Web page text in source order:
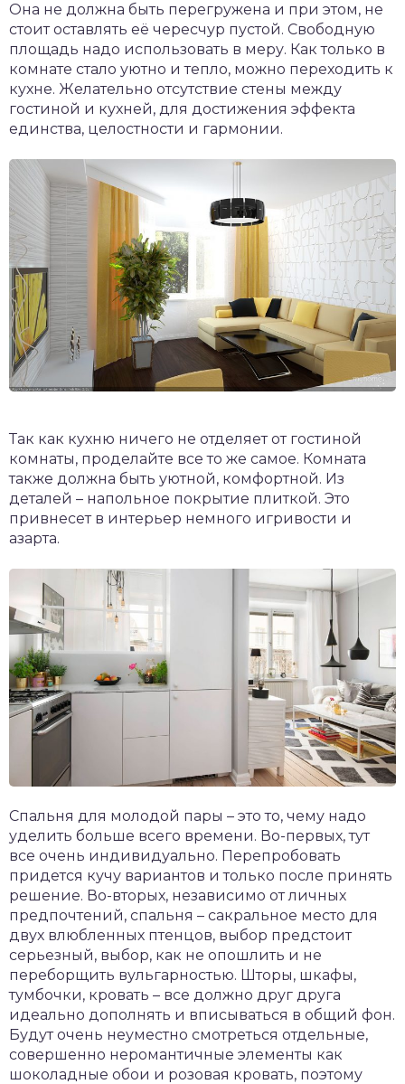
Она не должна быть перегружена и при этом, не
стоит оставлять её чересчур пустой. Свободную
площадь надо использовать в меру. Как только в
комнате стало уютно и тепло, можно переходить к
кухне. Желательно отсутствие стены между
гостиной и кухней, для достижения эффекта
единства, целостности и гармонии.
Так как кухню ничего не отделяет от гостиной
комнаты, проделайте все то же самое. Комната
также должна быть уютной, комфортной. Из
деталей – напольное покрытие плиткой. Это
привнесет в интерьер немного игривости и
азарта.
Спальня для молодой пары – это то, чему надо
уделить больше всего времени. Во-первых, тут
все очень индивидуально. Перепробовать
придется кучу вариантов и только после принять
решение. Во-вторых, независимо от личных
предпочтений, спальня – сакральное место для
двух влюбленных птенцов, выбор предстоит
серьезный, выбор, как не опошлить и не
переборщить вульгарностью. Шторы, шкафы,
тумбочки, кровать – все должно друг друга
идеально дополнять и вписываться в общий фон.
Будут очень неуместно смотреться отдельные,
совершенно неромантичные элементы как
шоколадные обои и розовая кровать, поэтому